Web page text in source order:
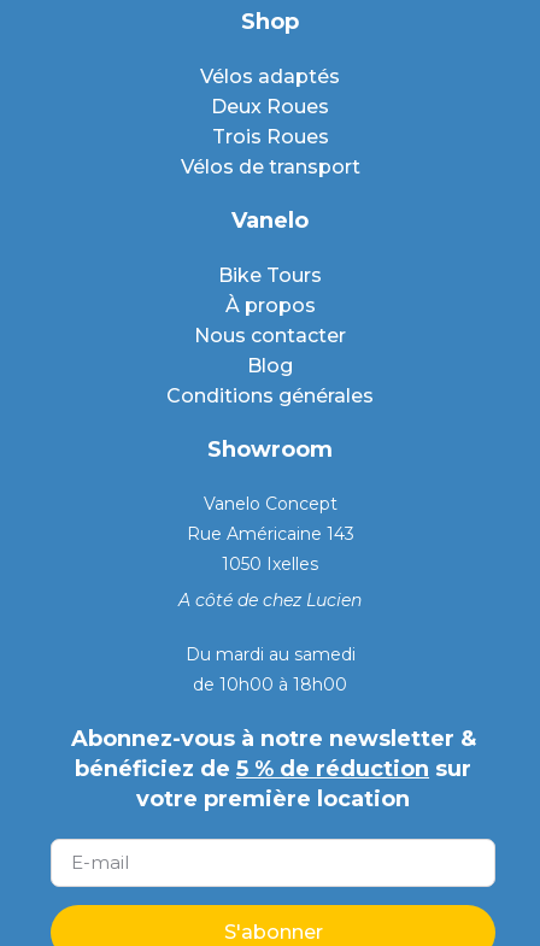
Shop
Vélos adaptés
Deux Roues
Trois Roues
Vélos de transport
Vanelo
Bike Tours
À propos
Nous contacter
Blog
Conditions générales
Showroom
Vanelo Concept
Rue Américaine 143
1050 Ixelles
A côté de chez Lucien
Du mardi au samedi
de 10h00 à 18h00
Abonnez-vous à notre newsletter &
bénéficiez de 5 % de réduction sur
votre première location
S'abonner